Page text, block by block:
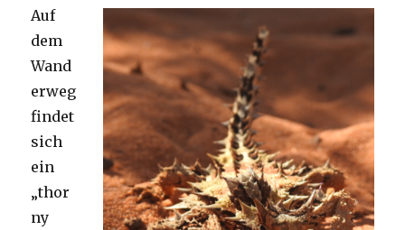
Auf
dem
Wand
erweg
findet
sich
ein
„thor
ny